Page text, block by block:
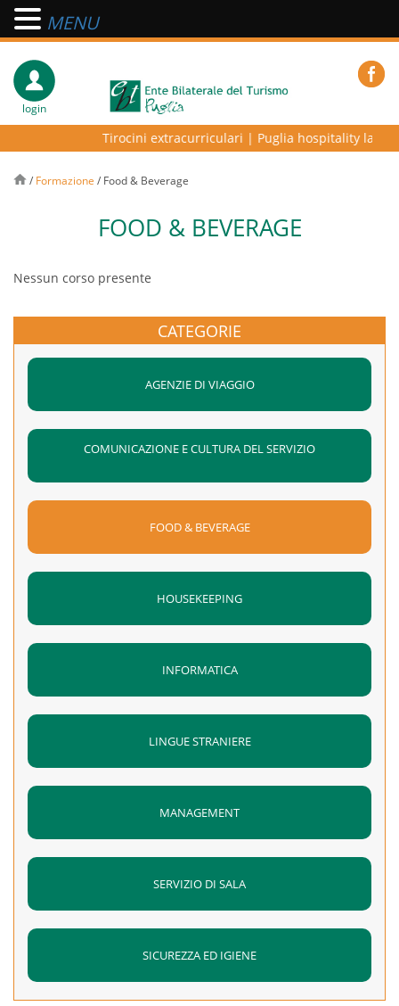
login
Tirocini extracurriculari|Puglia hospitality lab –
/ Formazione / Food & Beverage
FOOD & BEVERAGE
Nessun corso presente
CATEGORIE
AGENZIE DI VIAGGIO
COMUNICAZIONE E CULTURA DEL SERVIZIO
FOOD & BEVERAGE
HOUSEKEEPING
INFORMATICA
LINGUE STRANIERE
MANAGEMENT
SERVIZIO DI SALA
SICUREZZA ED IGIENE
MENU